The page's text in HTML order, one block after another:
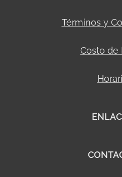
Términos y
Costo de